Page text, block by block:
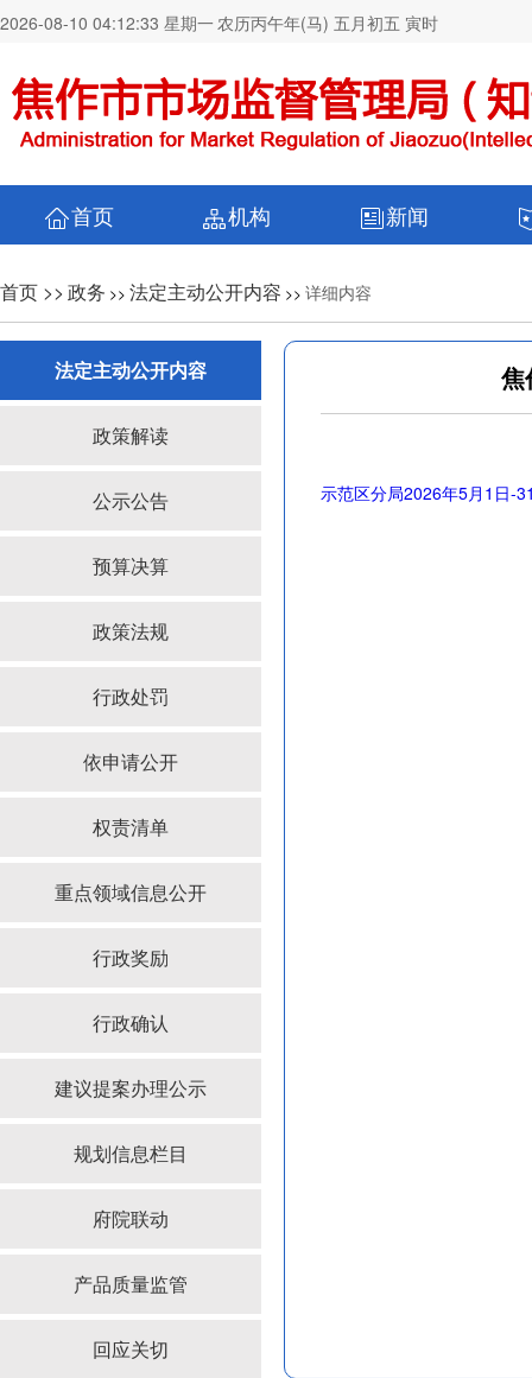
2026-08-10 04:12:34 星期一农历丙午年(马) 五月初五 寅时
首页 机构 新闻
首页 >> 政务 >> 法定主动公开内容 >> 详细内容
法定主动公开内容
政策解读
公示公告
预算决算
政策法规
行政处罚
依申请公开
权责清单
重点领域信息公开
行政奖励
行政确认
建议提案办理公示
规划信息栏目
府院联动
产品质量监管
回应关切
焦
示范区分局2026年5月1日-